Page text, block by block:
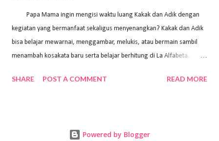
Papa Mama ingin mengisi waktu luang Kakak dan Adik dengan
kegiatan yang bermanfaat sekaligus menyenangkan? Kakak dan Adik
bisa belajar mewarnai, menggambar, melukis, atau bermain sambil
menambah kosakata baru serta belajar berhitung di La Alfabeta.
kok untuk mengajar dengan metode yang fun, La Alfabeta
Alfabeta. ⁣⁣⁣⁣Ada pilihan online class maupun offline class lho! Cek
SHARE POST A COMMENT READ MORE
Powered by Blogger